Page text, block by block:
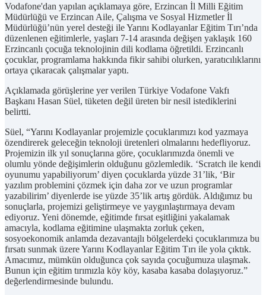
Vodafone'dan yapılan açıklamaya göre, Erzincan İl Milli Eğitim
Müdürlüğü ve Erzincan Aile, Çalışma ve Sosyal Hizmetler İl
Müdürlüğü’nün yerel desteği ile Yarını Kodlayanlar Eğitim Tırı’nda
düzenlenen eğitimlerle, yaşları 7-14 arasında değişen yaklaşık 160
Erzincanlı çocuğa teknolojinin dili kodlama öğretildi. Erzincanlı
çocuklar, programlama hakkında fikir sahibi olurken, yaratıcılıklarını
ortaya çıkaracak çalışmalar yaptı.
Açıklamada görüşlerine yer verilen Türkiye Vodafone Vakfı
Başkanı Hasan Süel, tüketen değil üreten bir nesil istediklerini
belirtti.
Süel, “Yarını Kodlayanlar projemizle çocuklarımızı kod yazmaya
özendirerek geleceğin teknoloji üretenleri olmalarını hedefliyoruz.
Projemizin ilk yıl sonuçlarına göre, çocuklarımızda önemli ve
olumlu yönde değişimlerin olduğunu gözlemledik. ‘Scratch ile kendi
oyunumu yapabiliyorum’ diyen çocuklarda yüzde 31’lik, ‘Bir
yazılım problemini çözmek için daha zor ve uzun programlar
yazabilirim’ diyenlerde ise yüzde 35’lik artış gördük. Aldığımız bu
sonuçlarla, projemizi geliştirmeye ve yaygınlaştırmaya devam
ediyoruz. Yeni dönemde, eğitimde fırsat eşitliğini yakalamak
amacıyla, kodlama eğitimine ulaşmakta zorluk çeken,
sosyoekonomik anlamda dezavantajlı bölgelerdeki çocuklarımıza bu
fırsatı sunmak üzere Yarını Kodlayanlar Eğitim Tırı ile yola çıktık.
Amacımız, mümkün olduğunca çok sayıda çocuğumuza ulaşmak.
Bunun için eğitim tırımızla köy köy, kasaba kasaba dolaşıyoruz.”
değerlendirmesinde bulundu.